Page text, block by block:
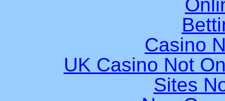
Casino
UK Casino Not
Sites